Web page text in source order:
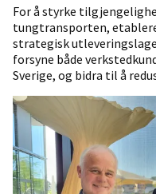
For å styrke
tungtransporten,
strategisk
forsyne både
Sverige, og bidra til å